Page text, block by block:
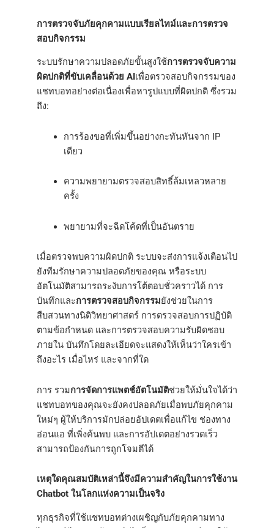
การตรวจจับภัยคุกคามแบบเรียลไทม์และการตรวจ
สอบกิจกรรม
ระบบรักษาความปลอดภัยขั้นสูงใช้การตรวจจับความ
ผิดปกติที่ขับเคลื่อนด้วย AIเพื่อตรวจสอบกิจกรรมของ
แชทบอทอย่างต่อเนื่องเพื่อหารูปแบบที่ผิดปกติ ซึ่งรวม
ถึง:
การร้องขอที่เพิ่มขึ้นอย่างกะทันหันจาก IP
เดียว
ความพยายามตรวจสอบสิทธิ์ล้มเหลวหลาย
ครั้ง
พยายามที่จะฉีดโค้ดที่เป็นอันตราย
เมื่อตรวจพบความผิดปกติ ระบบจะส่งการแจ้งเตือนไป
ยังทีมรักษาความปลอดภัยของคุณ หรือระบบ
อัตโนมัติสามารถระงับการโต้ตอบชั่วคราวได้ การ
บันทึกและการตรวจสอบกิจกรรมยังช่วยในการ
สืบสวนทางนิติวิทยาศาสตร์ การตรวจสอบการปฏิบัติ
ตามข้อกำหนด และการตรวจสอบความรับผิดชอบ
ภายใน บันทึกโดยละเอียดจะแสดงให้เห็นว่าใครเข้า
ถึงอะไร เมื่อไหร่ และจากที่ใด
การ รวมการจัดการแพตช์อัตโนมัติช่วยให้มั่นใจได้ว่า
แชทบอทของคุณจะยังคงปลอดภัยเมื่อพบภัยคุกคาม
ใหม่ๆ ผู้ให้บริการมักปล่อยอัปเดตเพื่อแก้ไข ช่องทาง
อ่อนแอ ที่เพิ่งค้นพบ และการอัปเดตอย่างรวดเร็ว
สามารถป้องกันการถูกโจมตีได้
เหตุใดคุณสมบัติเหล่านี้จึงมีความสำคัญในการใช้งาน
Chatbot ในโลกแห่งความเป็นจริง
ทุกธุรกิจที่ใช้แชทบอทต่างเผชิญกับภัยคุกคามทาง